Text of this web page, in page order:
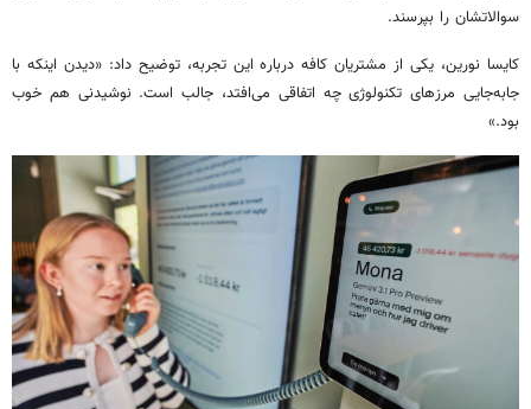
سوالاتشان را بپرسند.
کایسا نورین، یکی از مشتریان کافه درباره این تجربه، توضیح داد: «دیدن اینکه با
جابه‌جایی مرزهای تکنولوژی چه اتفاقی می‌افتد، جالب است. نوشیدنی هم خوب
بود.»